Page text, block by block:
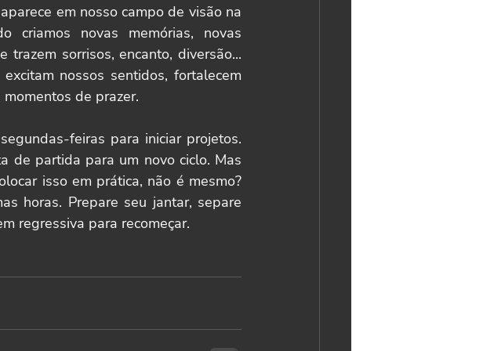
em nosso campo de visão na
criamos novas memórias, novas
trazem sorrisos, encanto, diversão...
nossos sentidos, fortalecem
de prazer.
feiras para iniciar projetos.
de partida para um novo ciclo. Mas
isso em prática, não é mesmo?
horas. Prepare seu jantar, separe
regressiva para recomeçar.